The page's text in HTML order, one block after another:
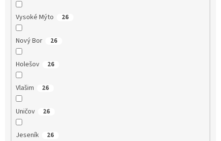
Vysoké Mýto 26
Nový Bor 26
Holešov 26
Vlašim 26
Uničov 26
Jeseník 26